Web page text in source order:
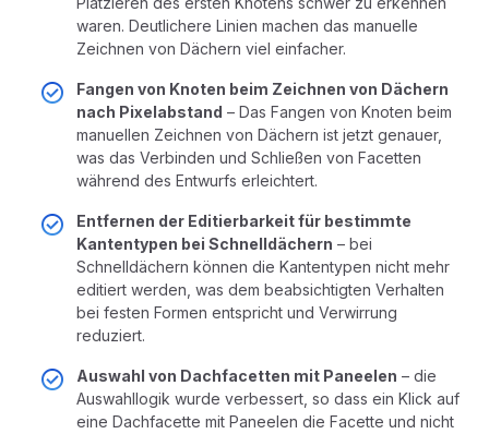
waren. Deutlichere Linien machen das manuelle
Zeichnen von Dächern viel einfacher.
Fangen von Knoten beim Zeichnen von Dächern
nach Pixelabstand – Das Fangen von Knoten beim
manuellen Zeichnen von Dächern ist jetzt genauer,
was das Verbinden und Schließen von Facetten
während des Entwurfs erleichtert.
Entfernen der Editierbarkeit für bestimmte
Kantentypen bei Schnelldächern – bei
Schnelldächern können die Kantentypen nicht mehr
editiert werden, was dem beabsichtigten Verhalten
bei festen Formen entspricht und Verwirrung
reduziert.
Auswahl von Dachfacetten mit Paneelen – die
Auswahllogik wurde verbessert, so dass ein Klick auf
eine Dachfacette mit Paneelen die Facette und nicht